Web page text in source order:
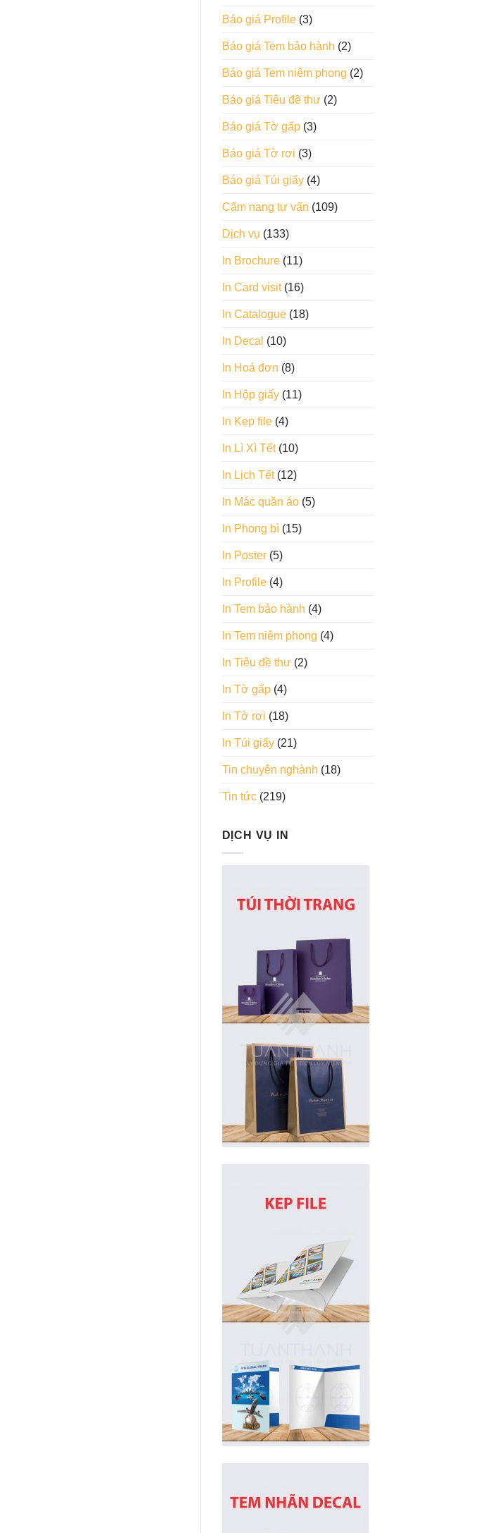
Báo giá Profile(3)
Báo giá Tem bảo hành (2)
Báo giá Tem niêm phong (2)
Báo giá Tiêu đề thư(2)
Báo giá Tờ gấp(3)
Báo giá Tờ rơi (3)
Báo giá Túi giấy(4)
Cẩm nang tư vấn (109)
Dịch vụ (133)
In Brochure(11)
In Card visit(16)
In Catalogue(18)
In Decal (10)
In Hoá đơn (8)
In Hộp giấy(11)
In Kẹp file(4)
In Lì Xì Tết(10)
In Lịch Tết(12)
In Mác quần áo(5)
In Phong bì(15)
In Poster(5)
In Profile(4)
In Tem bảo hành (4)
In Tem niêm phong (4)
In Tiêu đề thư(2)
In Tờ gấp(4)
In Tờ rơi (18)
In Túi giấy(21)
Tin chuyên nghành (18)
Tin tức(219)
DỊCH VỤ IN